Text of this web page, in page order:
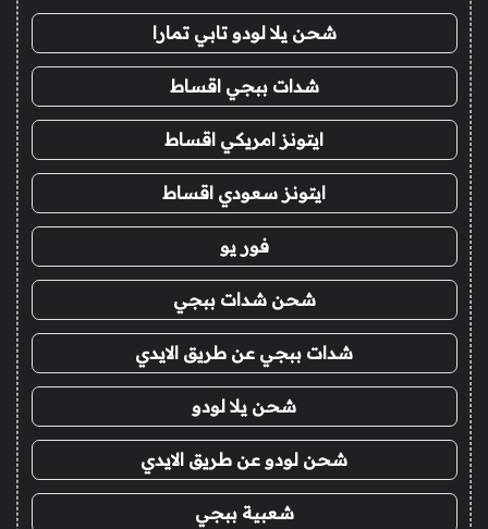
شحن يلا لودو تابي تمارا
شدات ببجي اقساط
ايتونز امريكي اقساط
ايتونز سعودي اقساط
فور يو
شحن شدات ببجي
شدات ببجي عن طريق الايدي
شحن يلا لودو
شحن لودو عن طريق الايدي
شعبية ببجي